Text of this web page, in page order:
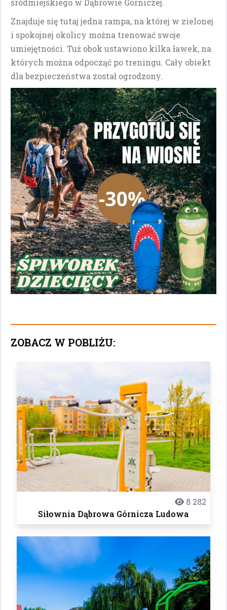
śródmiejskiego w Dąbrowie Górniczej.
Znajduje się tutaj jedna rampa, na której w zielonej
i spokojnej okolicy można trenować swoje
umiejętności. Tuż obok ustawiono kilka ławek, na
których można odpocząć po treningu. Cały obiekt
dla bezpieczeństwa został ogrodzony.
ZOBACZ W POBLIŻU:
8 282
Siłownia Dąbrowa Górnicza Ludowa